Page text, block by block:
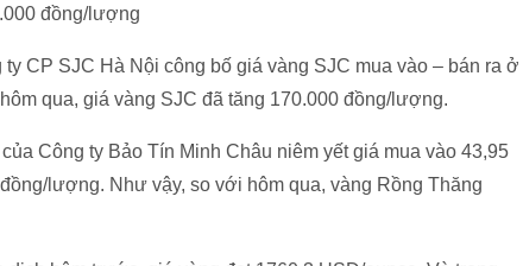
đồng/lượng
CP SJC Hà Nội công bố giá vàng SJC mua vào – bán ra ở
qua, giá vàng SJC đã tăng 170.000 đồng/lượng.
Công ty Bảo Tín Minh Châu niêm yết giá mua vào 43,95
lượng. Như vậy, so với hôm qua, vàng Rồng Thăng